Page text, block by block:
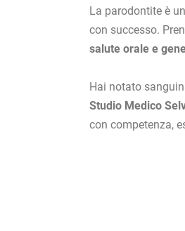
La parodontite è
con successo.
salute orale e
Hai notato
Studio Medico
con competenza,